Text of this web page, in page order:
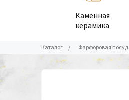
Каменная
керамика
Каталог / Фарфоровая